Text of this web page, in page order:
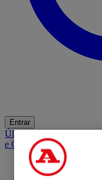
Entrar
ÚltimasMercado
e Cabelo